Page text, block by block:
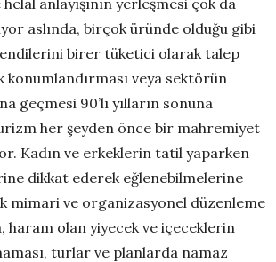
aslında, birçok üründe olduğu gibi
birer tüketici olarak talep
veya sektörün
geçmesi 90’lı yılların sonuna
her şeyden önce bir mahremiyet
Kadın ve erkeklerin tatil yaparken
dikkat ederek eğlenebilmelerine
mimari ve organizasyonel düzenleme
haram olan yiyecek ve içeceklerin
turlar ve planlarda namaz